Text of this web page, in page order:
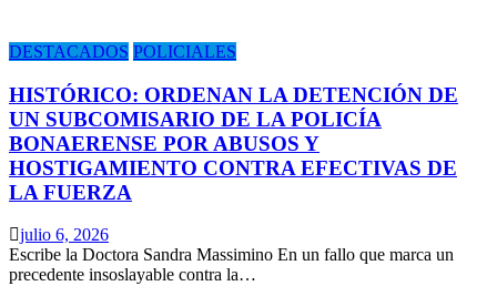
DESTACADOS POLICIALES
HISTÓRICO: ORDENAN LA DETENCIÓN DE
UN SUBCOMISARIO DE LA POLICÍA
BONAERENSE POR ABUSOS Y
HOSTIGAMIENTO CONTRA EFECTIVAS DE
LA FUERZA
julio 6, 2026
Escribe la Doctora Sandra Massimino En un fallo que marca un
precedente insoslayable contra la…